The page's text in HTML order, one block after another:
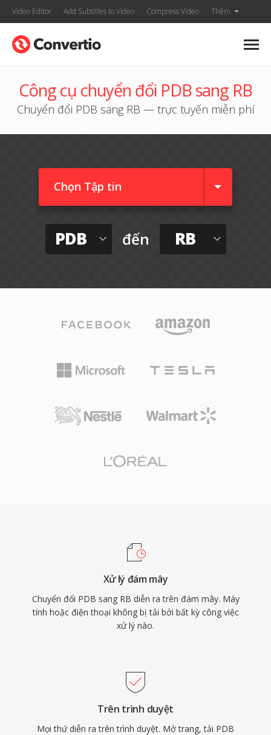
Video Editor Add Subtitles to Video Compress Video Thêm
Công cụ chuyển đổi PDB sang RB
Chuyển đổi PDB sang RB — trực tuyến miễn phí
Chọn Tập tin
PDB đến RB
Xử lý đám mây
Chuyển đổi PDB sang RB diễn ra trên đám mây. Máy
tính hoặc điện thoại không bị tải bởi bất kỳ công việc
xử lý nào.
Trên trình duyệt
Mọi thứ diễn ra trên trình duyệt. Mở trang, tải PDB